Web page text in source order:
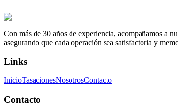
Con más de 30 años de experiencia, acompañamos a
asegurando que cada operación sea satisfactoria y
Links
InicioTasacionesNosotrosContacto
Contacto